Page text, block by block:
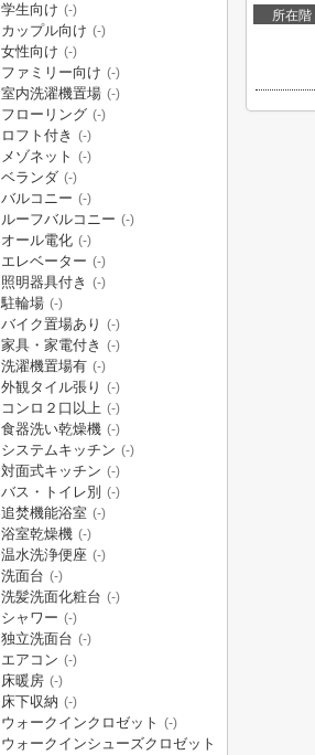
所在階
学生向け (-)
カップル向け (-)
女性向け (-)
ファミリー向け (-)
室内洗濯機置場 (-)
フローリング (-)
ロフト付き (-)
メゾネット (-)
ベランダ (-)
バルコニー (-)
ルーフバルコニー (-)
オール電化 (-)
エレベーター (-)
照明器具付き (-)
駐輪場 (-)
バイク置場あり (-)
家具・家電付き (-)
洗濯機置場有 (-)
外観タイル張り (-)
コンロ２口以上 (-)
食器洗い乾燥機 (-)
システムキッチン (-)
対面式キッチン (-)
バス・トイレ別 (-)
追焚機能浴室 (-)
浴室乾燥機 (-)
温水洗浄便座 (-)
洗面台 (-)
洗髪洗面化粧台 (-)
シャワー (-)
独立洗面台 (-)
エアコン (-)
床暖房 (-)
床下収納 (-)
ウォークインクロゼット (-)
ウォークインシューズクロゼット